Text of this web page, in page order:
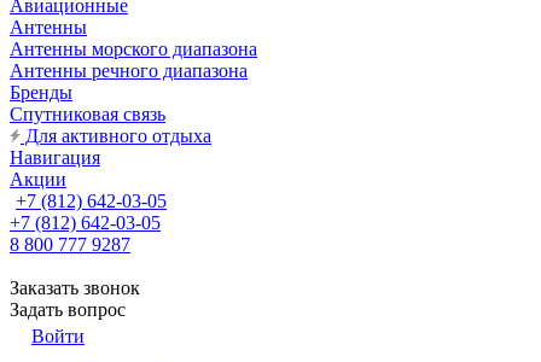
Авиационные
Антенны
Антенны морского диапазона
Антенны речного диапазона
Бренды
Спутниковая связь
Для активного отдыха
Навигация
Акции
+7 (812) 642-03-05
+7 (812) 642-03-05
8 800 777 9287
Заказать звонок
Задать вопрос
Войти